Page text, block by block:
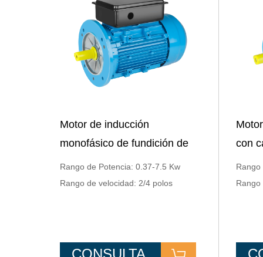
Motor de inducción
monofásico de fundición de
aluminio tipo brida con
condensadores de dos
Rango de Potencia: 0.37-7.5 Kw
Rango de velocidad: 2/4 polos
con
Rango